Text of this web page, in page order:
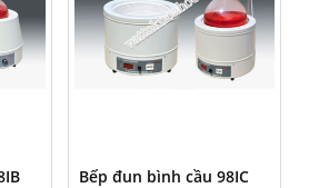
Bếp đun bình cầu 98IC